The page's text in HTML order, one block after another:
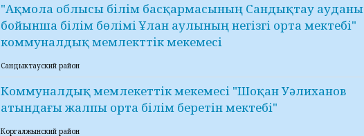
"Ақмола облысы білім басқармасының Сандықтау ауданы
бойынша білім бөлімі Ұлан аулының негізгі орта мектебі"
коммуналдық мемлекттік мекемесі
Сандыктауский район
Коммуналдық мемлекеттік мекемесі "Шоқан Уәлиханов
атындағы жалпы орта білім беретін мектебі"
Коргалжынский район